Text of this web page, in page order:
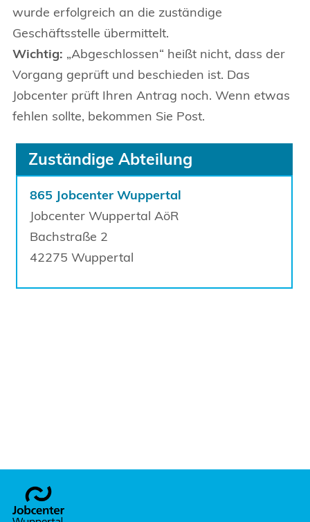
wurde erfolgreich an die zuständige
Geschäftsstelle übermittelt.
Wichtig: „Abgeschlossen“ heißt nicht, dass der
Vorgang geprüft und beschieden ist. Das
Jobcenter prüft Ihren Antrag noch. Wenn etwas
fehlen sollte, bekommen Sie Post.
Zuständige Abteilung
865 Jobcenter Wuppertal
Jobcenter Wuppertal AöR
Bachstraße 2
42275 Wuppertal
Footer